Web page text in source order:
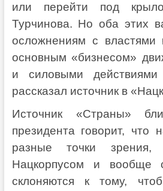
или перейти под
Турчинова. Но оба этих
осложнениям с властями
основным «бизнесом»
и силовыми
рассказал источник в
Источник «Страны»
президента говорит, что
разные точки
Нацкорпусом и вообще
склоняются к тому,